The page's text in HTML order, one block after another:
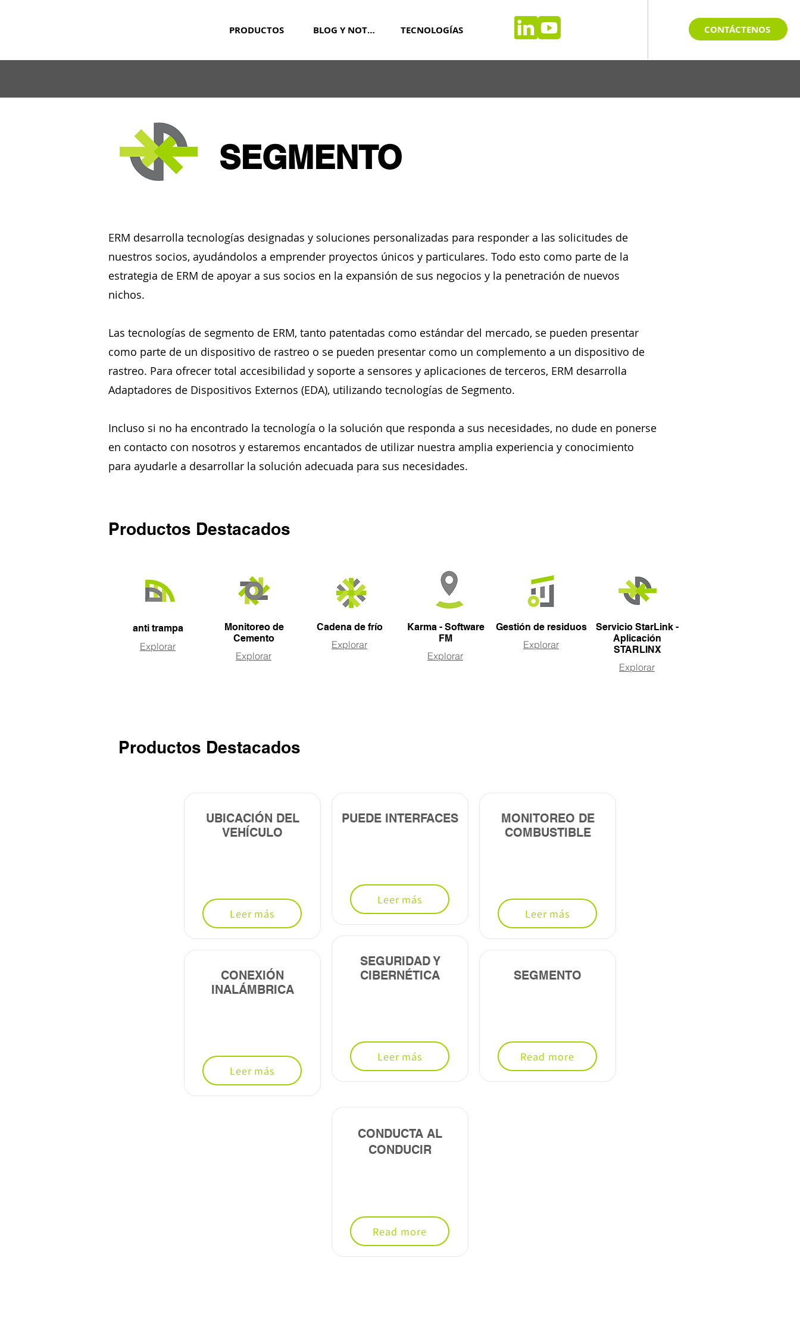
CONTÁCTENOS
PRODUCTOS BLOG Y NOTICIAS TECNOLOGÍAS
SEGMENTO
ERM desarrolla tecnologías designadas y soluciones personalizadas para responder a las solicitudes de
nuestros socios, ayudándolos a emprender proyectos únicos y particulares. Todo esto como parte de la
estrategia de ERM de apoyar a sus socios en la expansión de sus negocios y la penetración de nuevos
nichos.
Las tecnologías de segmento de ERM, tanto patentadas como estándar del mercado, se pueden presentar
como parte de un dispositivo de rastreo o se pueden presentar como un complemento a un dispositivo de
rastreo. Para ofrecer total accesibilidad y soporte a sensores y aplicaciones de terceros, ERM desarrolla
Adaptadores de Dispositivos Externos (EDA), utilizando tecnologías de Segmento.
Incluso si no ha encontrado la tecnología o la solución que responda a sus necesidades, no dude en ponerse
en contacto con nosotros y estaremos encantados de utilizar nuestra amplia experiencia y conocimiento
para ayudarle a desarrollar la solución adecuada para sus necesidades.
Productos Destacados
anti trampa
Explorar
Monitoreo de
Cemento
Explorar
Cadena de frío
Explorar
Karma - Software
FM
Explorar
Gestión de residuos
Explorar
Servicio StarLink -
Aplicación
STARLINX
Explorar
Productos Destacados
UBICACIÓN DEL
VEHÍCULO
Leer más
CONEXIÓN
INALÁMBRICA
Leer más
PUEDE INTERFACES
Leer más
SEGURIDAD Y
CIBERNÉTICA
Leer más
MONITOREO DE
COMBUSTIBLE
Leer más
SEGMENTO
Read more
CONDUCTA AL
CONDUCIR
Read more